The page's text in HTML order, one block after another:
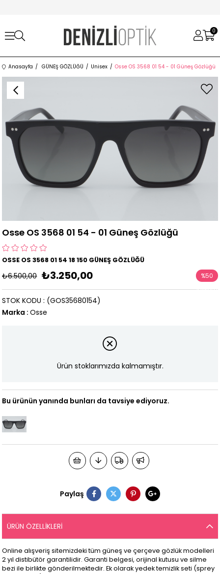
0
Anasayfa GÜNEŞ GÖZLÜĞÜ Unisex Osse OS 3568 01 54 - 01 Güneş Gözlüğü
Osse OS 3568 01 54 - 01 Güneş Gözlüğü
OSSE OS 3568 01 54 18 150 GÜNEŞ GÖZLÜĞÜ
₺6.500,00 ₺3.250,00 %50
İndirim
(GOS35680154)
STOK KODU
Marka : Osse
Ürün stoklarımızda kalmamıştır.
Bu ürünün yanında bunları da tavsiye ediyoruz.
Paylaş
ÜRÜN ÖZELLIKLERI
Online alışveriş sitemizdeki tüm güneş ve çerçeve gözlük modelleri
2 yıl distibütör garantilidir. Garanti belgesi, orijinal kutusu ve silme
bezi ile birlikte gönderilmektedir. Ek olarak yedek temizlik seti (sprey